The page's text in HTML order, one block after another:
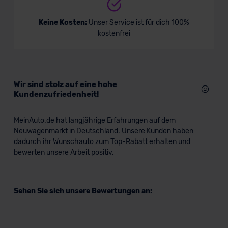
Standarddatenschutzklauseln (Art. 46 Abs. 2 lit. c
DSGVO) oder wenn Sie hierzu Ihre Einwilligung freiwillig
erteilen. Nähere Informationen zu den bestehenden
Datenschutzklauseln können Sie über den Kontakt zu
Datenschutzerklärung |Impressum
Keine Kosten: Unser Service ist für dich 100%
kostenfrei
Wir sind stolz auf eine hohe
Kundenzufriedenheit!
MeinAuto.de hat langjährige Erfahrungen auf dem
Neuwagenmarkt in Deutschland. Unsere Kunden haben
dadurch ihr Wunschauto zum Top-Rabatt erhalten und
bewerten unsere Arbeit positiv.
Sehen Sie sich unsere Bewertungen an: